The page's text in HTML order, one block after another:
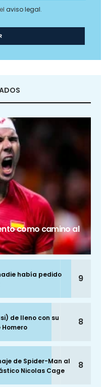
aviso legal.
como camino al
había pedido
9
de lleno con su
8
de Spider-Man al
Nicolas Cage
8